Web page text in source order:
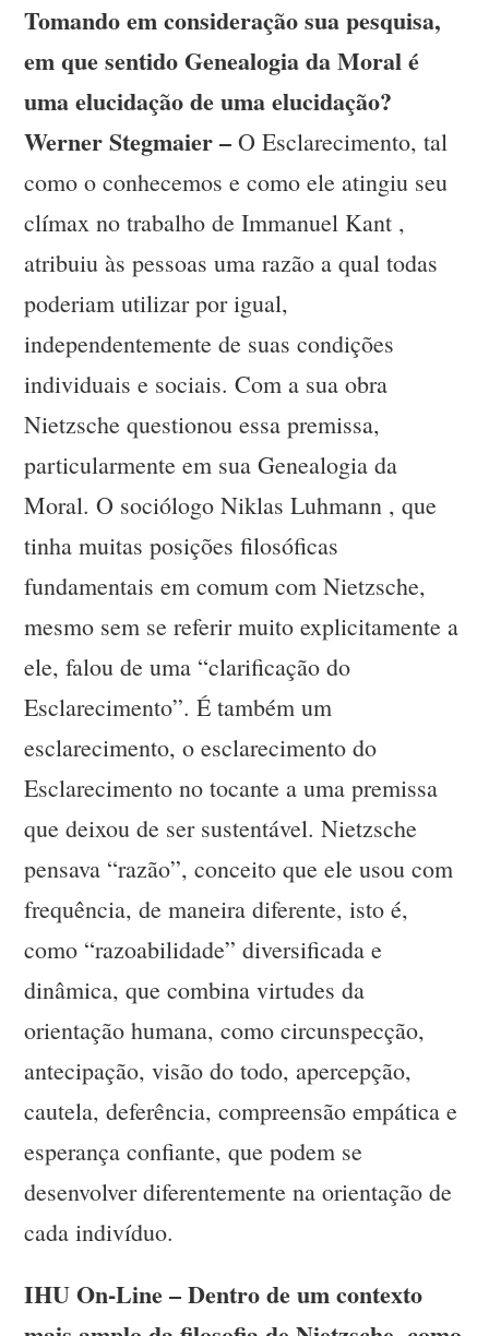
Tomando em consideração sua pesquisa,
em que sentido Genealogia da Moral é
uma elucidação de uma elucidação?
Werner Stegmaier – O Esclarecimento, tal
como o conhecemos e como ele atingiu seu
clímax no trabalho de Immanuel Kant ,
atribuiu às pessoas uma razão a qual todas
poderiam utilizar por igual,
independentemente de suas condições
individuais e sociais. Com a sua obra
Nietzsche questionou essa premissa,
particularmente em sua Genealogia da
Moral. O sociólogo Niklas Luhmann , que
tinha muitas posições filosóficas
fundamentais em comum com Nietzsche,
mesmo sem se referir muito explicitamente a
ele, falou de uma “clarificação do
Esclarecimento”. É também um
esclarecimento, o esclarecimento do
Esclarecimento no tocante a uma premissa
que deixou de ser sustentável. Nietzsche
pensava “razão”, conceito que ele usou com
frequência, de maneira diferente, isto é,
como “razoabilidade” diversificada e
dinâmica, que combina virtudes da
orientação humana, como circunspecção,
antecipação, visão do todo, apercepção,
cautela, deferência, compreensão empática e
esperança confiante, que podem se
desenvolver diferentemente na orientação de
cada indivíduo.
IHU On-Line – Dentro de um contexto